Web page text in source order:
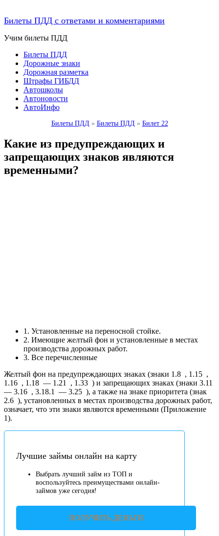
Билеты ПДД с ответами и комментариями
Учим билеты ПДД
Билеты ПДД
Дорожные знаки
Дорожная разметка
Штрафы ГИБДД
Автошколы
Автоновости
АвтоИнфо
Билеты ПДД » Билеты ПДД » Билет 22
Какие из предупреждающих и
запрещающих знаков являются
временными?
1. Установленные на переносной стойке.
2. Имеющие желтый фон и установленные в местах
производства дорожных работ.
3. Все перечисленные
Желтый фон на предупреждающих знаках (знаки 1.8 , 1.15 ,
1.16 , 1.18 — 1.21 , 1.33 ) и запрещающих знаках (знаки 3.11
— 3.16 , 3.18.1 — 3.25 ), а также на знаке приоритета (знак
2.6 ), установленных в местах производства дорожных работ,
означает, что эти знаки являются временными (Приложение
1).
Лучшие займы онлайн на карту
Выбрать лучший займ из ТОП и
воспользуйтесь преимуществами онлайн-
займов уже сегодня!
ПОЛУЧИТЬ ДЕНЬГИ